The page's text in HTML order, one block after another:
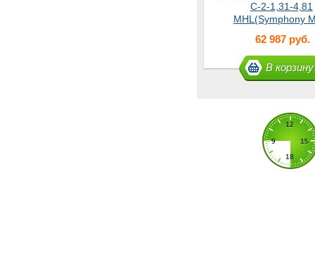
С-2-1,31-4,81
MHL(Symphony
62 987 руб.
В корзину